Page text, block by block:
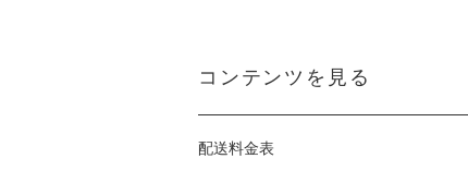
コンテンツを見る
配送料金表